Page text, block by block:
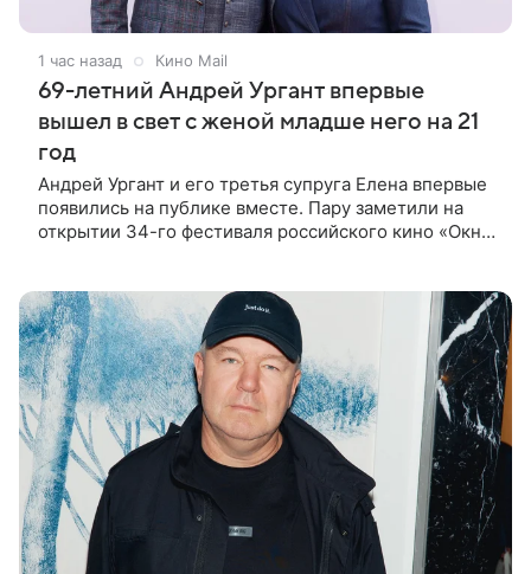
1 час назад Кино Mail
69-летний Андрей Ургант впервые
вышел в свет с женой младше него на 21
год
Андрей Ургант и его третья супруга Елена впервые
появились на публике вместе. Пару заметили на
открытии 34-го фестиваля российского кино «Окно